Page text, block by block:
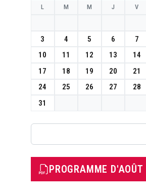
L M M J V
3
4 5 6 7
10
11 12 13 14
17
18 19 20 21
24
25 26 27 28
31
PROGRAMME D'AOÛT